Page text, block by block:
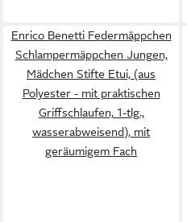
Enrico Benetti Federmäppchen
Schlampermäppchen Jungen,
Mädchen Stifte Etui, (aus
Polyester - mit praktischen
Griffschlaufen, 1-tlg.,
wasserabweisend), mit
geräumigem Fach